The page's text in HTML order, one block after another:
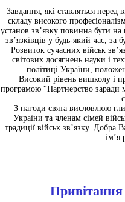
Завдання, які ставляться перед
складу високого
установ зв’язку повинна бути на
зв’язківців у будь-який час, за
Розвиток сучасних військ
світових досягнень науки і
політиці України,
Високий рівень вишколу і
програмою “Партнерство заради
З нагоди свята висловлюю
України та членам сімей
традиції військ зв’язку. Добра
ім’я